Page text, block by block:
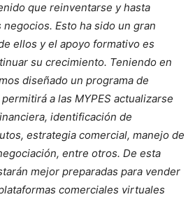
que reinventarse y hasta
Esto ha sido un gran
ellos y el apoyo formativo es
su crecimiento. Teniendo en
diseñado un programa de
a las MYPES actualizarse
identificación de
estrategia comercial, manejo de
entre otros. De esta
mejor preparadas para vender
comerciales virtuales